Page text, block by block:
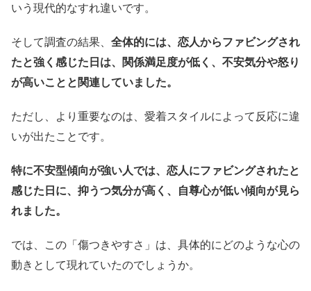
いう現代的なすれ違いです。
そして調査の結果、 全体的には、恋人からファビングされ
たと強く感じた日は、関係満足度が低く、不安気分や怒り
が高いことと関連していました。
ただし、より重要なのは、愛着スタイルによって反応に違
いが出たことです。
特に不安型傾向が強い人では、恋人にファビングされたと
感じた日に、抑うつ気分が高く、自尊心が低い傾向が見ら
れました。
では、この「傷つきやすさ」は、具体的にどのような心の
動きとして現れていたのでしょうか。